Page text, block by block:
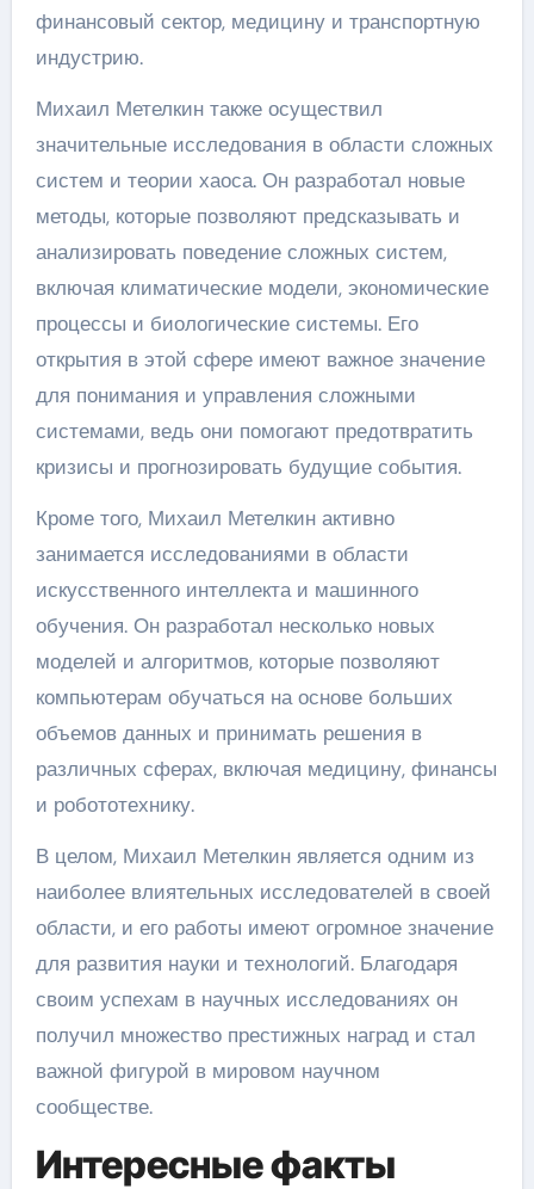
финансовый сектор, медицину и транспортную
индустрию.
Михаил Метелкин также осуществил
значительные исследования в области сложных
систем и теории хаоса. Он разработал новые
методы, которые позволяют предсказывать и
анализировать поведение сложных систем,
включая климатические модели, экономические
процессы и биологические системы. Его
открытия в этой сфере имеют важное значение
для понимания и управления сложными
системами, ведь они помогают предотвратить
кризисы и прогнозировать будущие события.
Кроме того, Михаил Метелкин активно
занимается исследованиями в области
искусственного интеллекта и машинного
обучения. Он разработал несколько новых
моделей и алгоритмов, которые позволяют
компьютерам обучаться на основе больших
объемов данных и принимать решения в
различных сферах, включая медицину, финансы
и робототехнику.
В целом, Михаил Метелкин является одним из
наиболее влиятельных исследователей в своей
области, и его работы имеют огромное значение
для развития науки и технологий. Благодаря
своим успехам в научных исследованиях он
получил множество престижных наград и стал
важной фигурой в мировом научном
сообществе.
Интересные факты